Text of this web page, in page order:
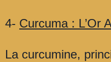
4- Curcuma : L’Or
La curcumine,